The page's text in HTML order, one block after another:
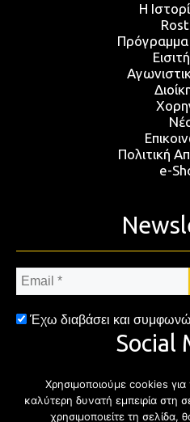
Η
Πολιτική
e-
Email
*
Έχω διαβάσει και
Social
FacebookTwitter
Χρησιμοποιούμε cookies
καλύτερη δυνατή εμπειρία στη
χρησιμοποιείτε τη